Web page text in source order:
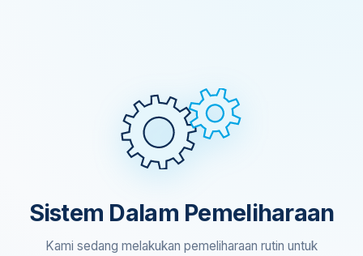
Sistem Dalam Pemeliharaan
Kami sedang melakukan pemeliharaan rutin untuk